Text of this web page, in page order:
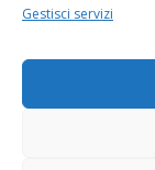
Gestisci servizi
Calcio
Diretta.it